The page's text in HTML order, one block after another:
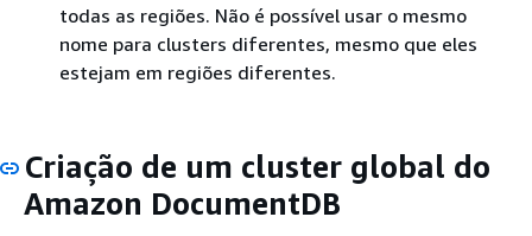
todas as regiões. Não é possível usar o mesmo
nome para clusters diferentes, mesmo que eles
estejam em regiões diferentes.
Criação de um cluster global do
Amazon DocumentDB